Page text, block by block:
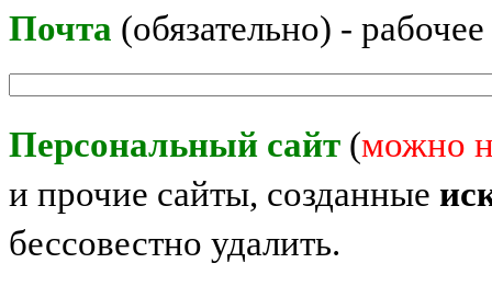
Почта (обязательно) -
Персональный сайт (можно
и прочие сайты, созданные
бессовестно удалить.